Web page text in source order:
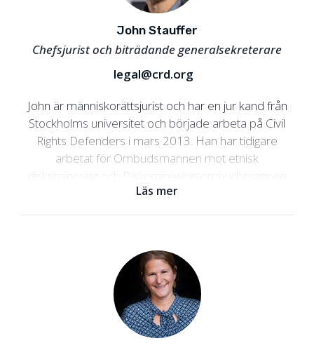
med organisationens ledningsgrupp.
John Stauffer
Chefsjurist och biträdande generalsekreterare
legal@crd.org
John är människorättsjurist och har en jur kand från
Stockholms universitet och började arbeta på Civil
Rights Defenders i mars 2013. Han har tidigare
arbetat för Ombudsmannen mot etnisk
diskriminering och Diskrimineringsombudsmannen
där han bland annat var ansvarig för att utreda fall av
diskriminering. John har även arbetat med mänskliga
på att skapa förutsättningar för återvändare. Senare,
som chef för avdelningen för mänskliga rättigheter,
var han ansvarig för organisationens arbete med
krigsförbrytelser, rättssäkerhet och
minoritetsrättigheter.
Läs mer